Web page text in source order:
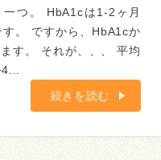
一つ。 HbA1cは1-2ヶ月
。 ですから、HbA1cか
す。 それが、、、 平均
続きを読む